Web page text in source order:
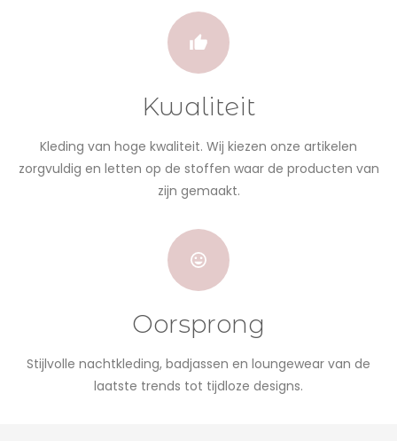
Kwaliteit
Kleding van hoge kwaliteit. Wij kiezen onze artikelen
zorgvuldig en letten op de stoffen waar de producten van
zijn gemaakt.
Oorsprong
Stijlvolle nachtkleding, badjassen en loungewear van de
laatste trends tot tijdloze designs.